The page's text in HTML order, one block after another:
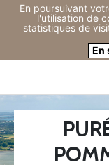
En poursuivant
l'utilisation de
statistiques de
En